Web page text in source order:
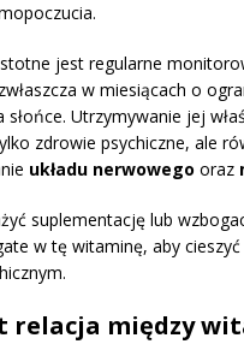
jest regularne
w miesiącach o
słońce. Utrzymywanie jej
zdrowie psychiczne, ale
układu nerwowego oraz
suplementację lub
w tę witaminę, aby cieszyć
relacja między